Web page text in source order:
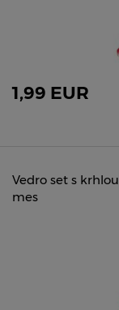
1,99 EUR
Vedro set s
mes